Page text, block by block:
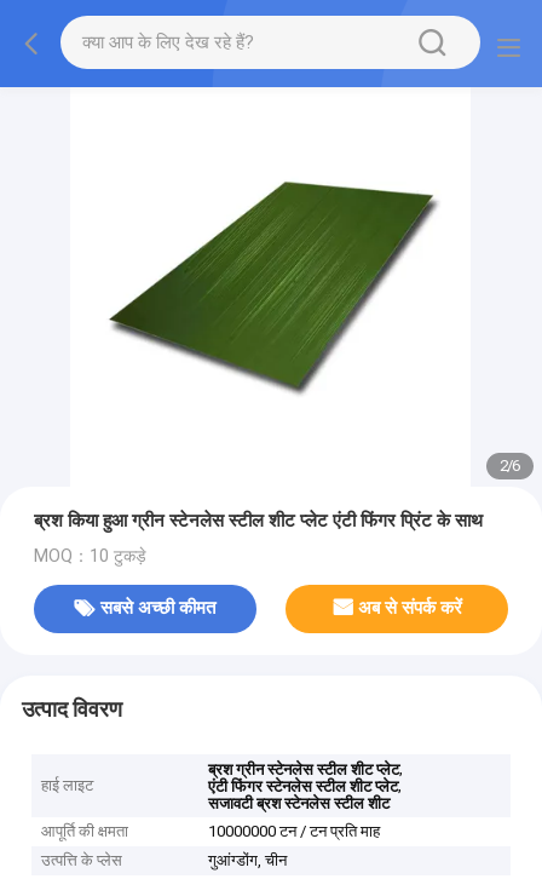
2/6
ब्रश किया हुआ ग्रीन स्टेनलेस स्टील शीट प्लेट एंटी फिंगर प्रिंट के साथ
MOQ：10 टुकड़े
सबसे अच्छी कीमत अब से संपर्क करें
उत्पाद विवरण
हाई लाइट
ब्रश ग्रीन स्टेनलेस स्टील शीट प्लेट,
एंटी फिंगर स्टेनलेस स्टील शीट प्लेट,
सजावटी ब्रश स्टेनलेस स्टील शीट
आपूर्ति की क्षमता
10000000 टन / टन प्रति माह
उत्पत्ति के प्लेस
गुआंग्डोंग, चीन